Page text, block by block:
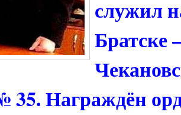
служил
Братске
Награждён